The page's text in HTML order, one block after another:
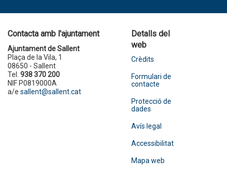
Contacta amb l'ajuntament
Ajuntament de Sallent
Plaça de la Vila, 1
08650 - Sallent
Tel. 938 370 200
NIF P0819000A
a/e sallent@sallent.cat
Detalls del
web
Crèdits
Formulari de
contacte
Protecció de
dades
Avís legal
Accessibilitat
Mapa web